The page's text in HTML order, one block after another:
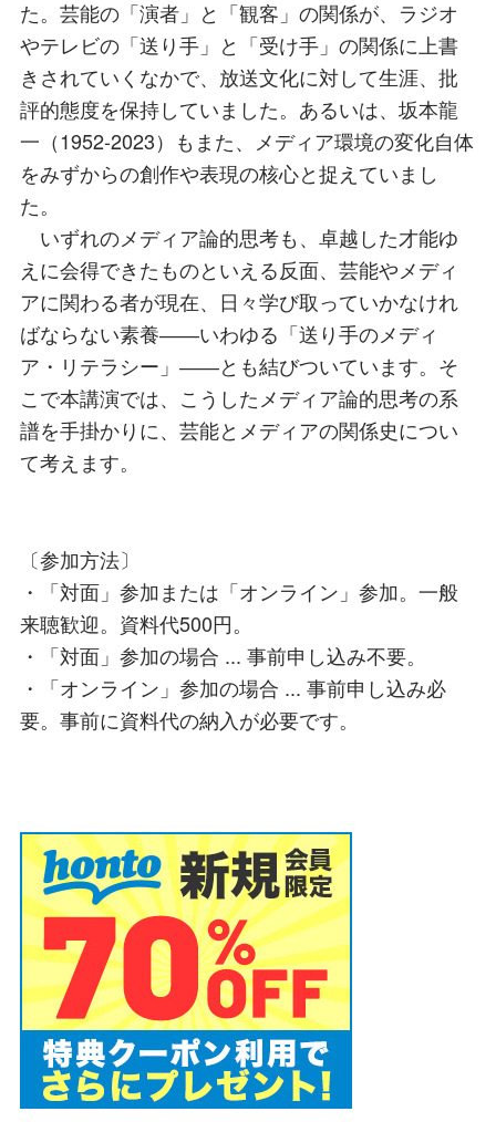
た。芸能の「演者」と「観客」の関係が、ラジオ
やテレビの「送り⼿」と「受け⼿」の関係に上書
きされていくなかで、放送⽂化に対して⽣涯、批
評的態度を保持していました。あるいは、坂本⿓
⼀（1952-2023）もまた、メディア環境の変化⾃体
をみずからの創作や表現の核⼼と捉えていまし
た。
いずれのメディア論的思考も、卓越した才能ゆ
えに会得できたものといえる反⾯、芸能やメディ
アに関わる者が現在、⽇々学び取っていかなけれ
ばならない素養――いわゆる「送り⼿のメディ
ア・リテラシー」――とも結びついています。そ
こで本講演では、こうしたメディア論的思考の系
譜を⼿掛かりに、芸能とメディアの関係史につい
て考えます。
〔参加方法〕
・「対面」参加または「オンライン」参加。一般
来聴歓迎。資料代500円。
・「対面」参加の場合 ... 事前申し込み不要。
・「オンライン」参加の場合 ... 事前申し込み必
要。事前に資料代の納入が必要です。